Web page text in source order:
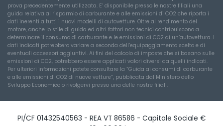
prova precedentemente utilizzata. E’ disponibile presso le nostre filiali una
guida relativa al risparmio di carburante e alle emissioni di CO2 che riporta i
dati inerenti a tutti i nuovi modelli di autovetture. Oltre al rendimento del
motore, anche lo stile di guida ed altri fattori non tecnici contribuiscono a
determinare il consumo di carburante e le emissioni di CO2 di un’autovettura. I
dati indicati potrebbero variare a seconda dell’equipaggiamento scelto e di
eventuali accessori aggiuntivi. Ai fini del calcolo di imposte che si basano sulle
emissioni di CO2, potrebbero essere applicati valori diversi da quelli indicati.
Per ulteriori informazioni potete consultare la “Guida ai consumi di carburante
e alle emissioni di CO2 di nuove vetture”, pubblicata dal Ministero dello
Sviluppo Economico o rivolgervi presso una delle nostre filiali.
PI/CF 01432540563 - REA VT 86586 - Capitale Sociale €